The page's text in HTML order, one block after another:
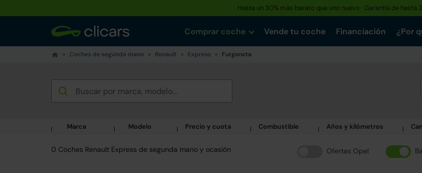
Hasta un 30% más barato que uno nuevo · Garantía de hasta
Comprar coche Vende tu coche Financiación ¿Por
Coches de segunda mano Renault Express Furgoneta
Marca Modelo Precio y cuota Combustible Años y kilómetros
Ofertas Opel
0 Coches Renault Express de segunda mano y ocasión